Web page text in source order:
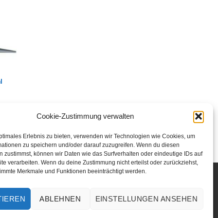
Cookie-Zustimmung verwalten
Erlebnis zu bieten, verwenden wir Technologien wie Cookies, um
zu speichern und/oder darauf zuzugreifen. Wenn du diesen
zustimmst, können wir Daten wie das Surfverhalten oder eindeutige IDs auf
verarbeiten. Wenn du deine Zustimmung nicht erteilst oder zurückziehst,
Merkmale und Funktionen beeinträchtigt werden.
ABLEHNEN EINSTELLUNGEN ANSEHEN